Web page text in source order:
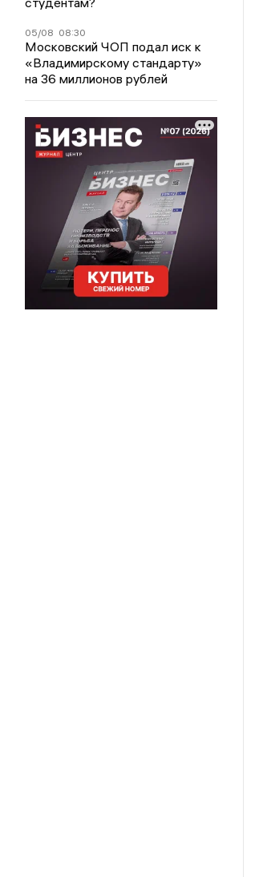
05/08 08:30
Московский ЧОП подал иск к
«Владимирскому стандарту»
на 36 миллионов рублей